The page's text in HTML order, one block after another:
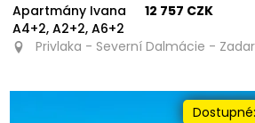
Apartmány Ivana
A4+2, A2+2, A6+2
12 757 CZK
Privlaka - Severní Dalmácie - Zadar